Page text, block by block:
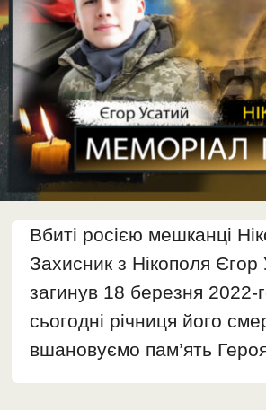
Вбиті росією мешканці
Захисник з Нікополя Єгор
загинув 18 березня 2022-
сьогодні річниця його
вшановуємо пам’ять